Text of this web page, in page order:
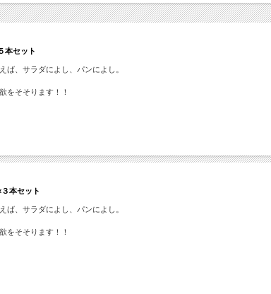
本セット
ば、サラダによし、パンによし。
をそそります！！
本セット
ば、サラダによし、パンによし。
をそそります！！